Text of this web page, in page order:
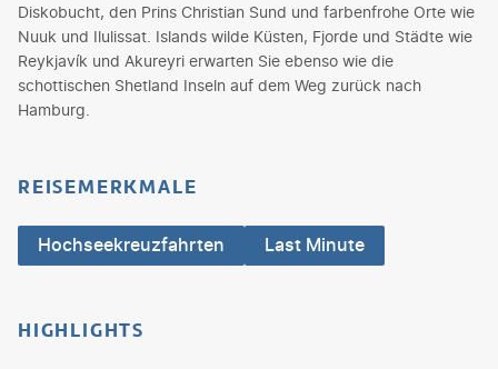
Diskobucht, den Prins Christian Sund und farbenfrohe Orte wie
Nuuk und Ilulissat. Islands wilde Küsten, Fjorde und Städte wie
Reykjavík und Akureyri erwarten Sie ebenso wie die
schottischen Shetland Inseln auf dem Weg zurück nach
Hamburg.
REISEMERKMALE
Hochseekreuzfahrten Last Minute
HIGHLIGHTS